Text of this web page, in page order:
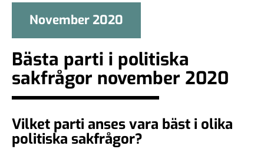
November 2020
Bästa parti i politiska
sakfrågor november 2020
Vilket parti anses vara bäst i olika
politiska sakfrågor?